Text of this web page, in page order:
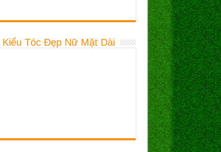
Kiểu Tóc Đẹp Nữ Mặt Dài